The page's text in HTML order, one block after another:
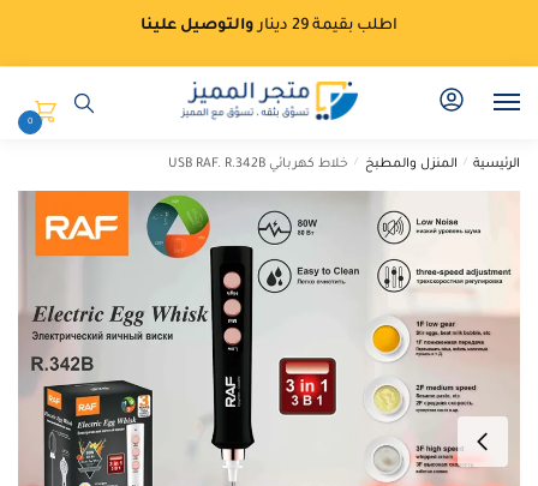
navigation
content
اطلب بقيمة 29 دينار والتوصيل علينا
0
الرئيسية / المنزل والمطبخ / خلاط كهربائي USB RAF. R.342B